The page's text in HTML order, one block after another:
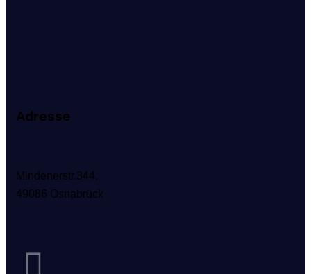
Adresse
Mindenerstr.344,
49086 Osnabrück